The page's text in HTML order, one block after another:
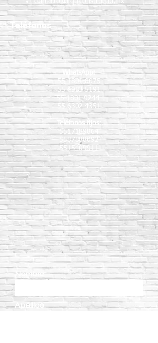
contacto@equiconstructor.mx
Teléfonos
WhatsApp:
55 1801 8075
55 4983 5191
55 1801 9244
55 6302 4351
Teléfonos fijos:
5517189864
5587888092
5515409911
Nombre
Apellido